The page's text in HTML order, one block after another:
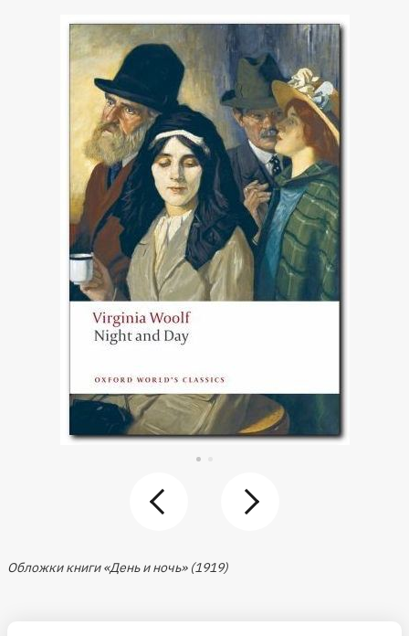
Нам показывают не какую-то особенную
эмоциональность, а просто вечную работу сознания
и то, как она зависит от случайных внешних
импульсов.
Обложки книги «День и ночь» (1919)